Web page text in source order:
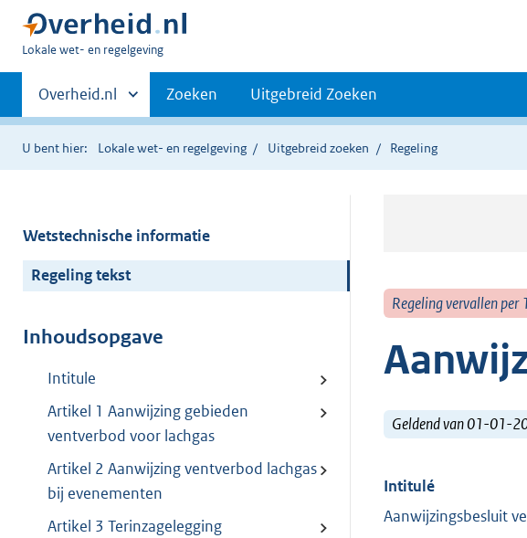
U
hier:
Lokale wet- en regelgeving
Primaire
navigatie
Andere
sites
binnen
Overheid.nl Zoeken Uitgebreid Zoeken
U bent hier: Lokale wet- en regelgeving Uitgebreid zoeken Regeling
Wetstechnische informatie
Regeling tekst
Inhoudsopgave
Intitule
Artikel 1 Aanwijzing gebieden
ventverbod voor lachgas
Artikel 2 Aanwijzing ventverbod lachgas
bij evenementen
Artikel 3 Terinzagelegging
Regeling vervallen
Geldend van 01-01-
Intitulé
Aanwijzingsbesluit